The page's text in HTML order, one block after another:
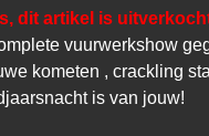
dit artikel is
vuurwerkshow
kometen , crackling
is van jouw!